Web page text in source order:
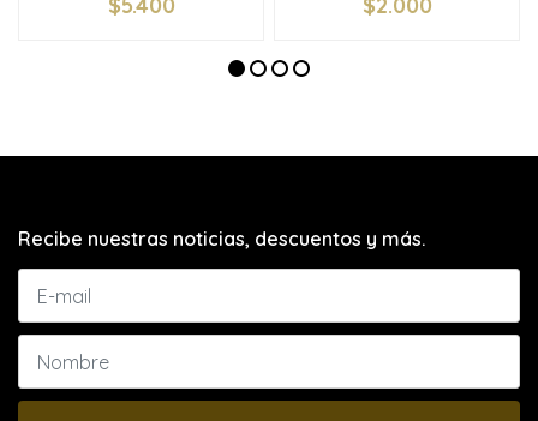
Recibe nuestras noticias, descuentos y más.